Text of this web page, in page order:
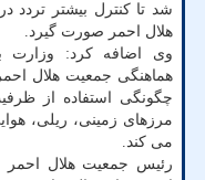
شد تا کنترل بیشتر تردد
هلال احمر صورت گیرد.
وی اضافه کرد: وزارت
هماهنگی جمعیت هلال
چگونگی استفاده از
مرزهای زمینی، ریلی،
می کند.